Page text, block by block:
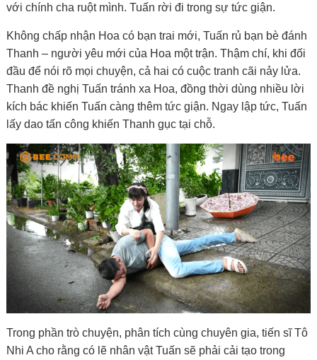
với chính cha ruột mình. Tuấn rời đi trong sự tức giận.
Không chấp nhận Hoa có bạn trai mới, Tuấn rủ bạn bè đánh
Thanh – người yêu mới của Hoa một trận. Thậm chí, khi đối
đầu để nói rõ mọi chuyện, cả hai có cuộc tranh cãi nảy lửa.
Thanh đề nghị Tuấn tránh xa Hoa, đồng thời dùng nhiều lời
kích bác khiến Tuấn càng thêm tức giận. Ngay lập tức, Tuấn
lấy dao tấn công khiến Thanh gục tại chỗ.
Trong phần trò chuyện, phân tích cùng chuyên gia, tiến sĩ Tô
Nhi A cho rằng có lẽ nhân vật Tuấn sẽ phải cải tạo trong